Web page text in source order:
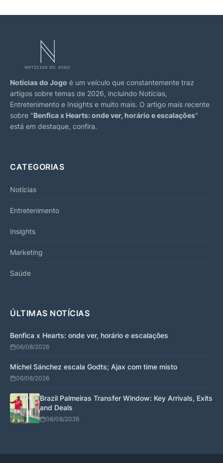
Notícias do Jogo é um veículo que constantemente traz
artigos sobre temas de 2026, incluindo Notícias,
Entretenimento e Insights e muito mais. O artigo mais recente
sobre "Benfica x Hearts: onde ver, horário e escalações"
está em destaque, confira.
CATEGORIAS
Notícias
Entretenimento
Insights
Marketing
Saúde
ÚLTIMAS NOTÍCIAS
Benfica x Hearts: onde ver, horário e escalações
06/08/2026
Míchel Sánchez escala Godts; Ajax com time misto
06/08/2026
Brazil Palmeiras Transfer Window: Key Arrivals, Exits
and Deals
06/08/2026